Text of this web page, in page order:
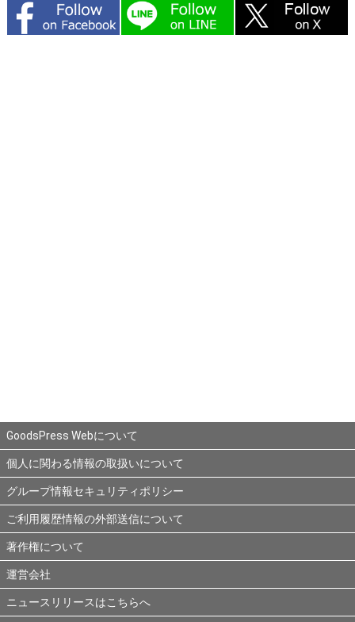
GoodsPress Webについて
個人に関わる情報の取扱いについて
グループ情報セキュリティポリシー
ご利用履歴情報の外部送信について
著作権について
運営会社
ニュースリリースはこちらへ